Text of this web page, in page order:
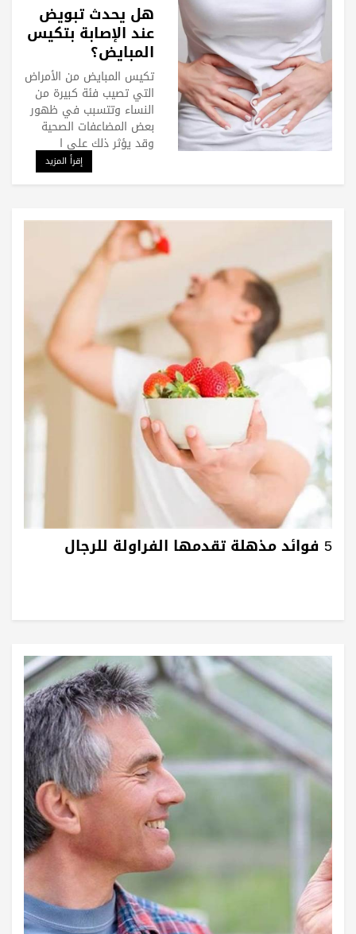
هل يحدث تبويض
عند الإصابة بتكيس
المبايض؟
تكيس المبايض من الأمراض
التي تصيب فئة كبيرة من
النساء وتتسبب في ظهور
بعض المضاعفات الصحية
وقد يؤثر ذلك على ا
إقرأ المزيد
5 فوائد مذهلة تقدمها الفراولة للرجال